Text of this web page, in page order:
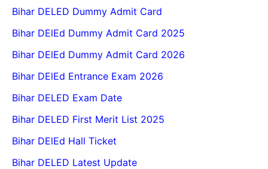
Bihar DELED Dummy Admit Card
Bihar DElEd Dummy Admit Card 2025
Bihar DElEd Dummy Admit Card 2026
Bihar DElEd Entrance Exam 2026
Bihar DELED Exam Date
Bihar DELED First Merit List 2025
Bihar DElEd Hall Ticket
Bihar DELED Latest Update